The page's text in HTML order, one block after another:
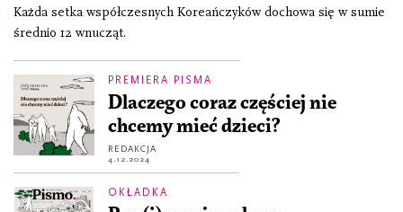
Każda setka współczesnych Koreańczyków dochowa się w sumie
średnio 12 wnucząt.
PREMIERA PISMA
Dlaczego coraz częściej nie
chcemy mieć dzieci?
REDAKCJA
4.12.2024
OKŁADKA